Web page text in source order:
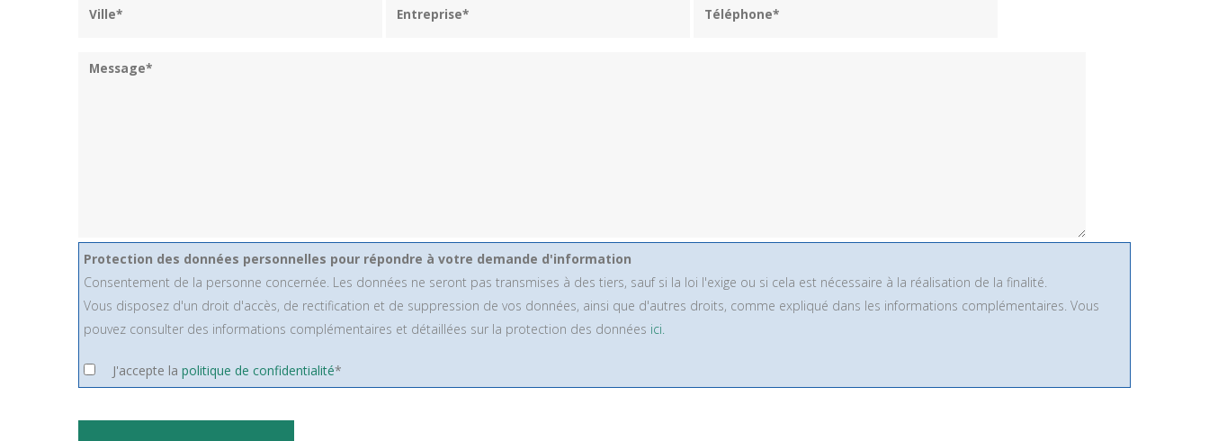
Protection des données personnelles pour répondre à votre demande d'information
Consentement de la personne concernée. Les données ne seront pas transmises à des tiers, sauf si la loi l'exige ou si cela est nécessaire à la réalisation de la finalité.
Vous disposez d'un droit d'accès, de rectification et de suppression de vos données, ainsi que d'autres droits, comme expliqué dans les informations complémentaires. Vous
pouvez consulter des informations complémentaires et détaillées sur la protection des données ici.
J'accepte la politique de confidentialité*